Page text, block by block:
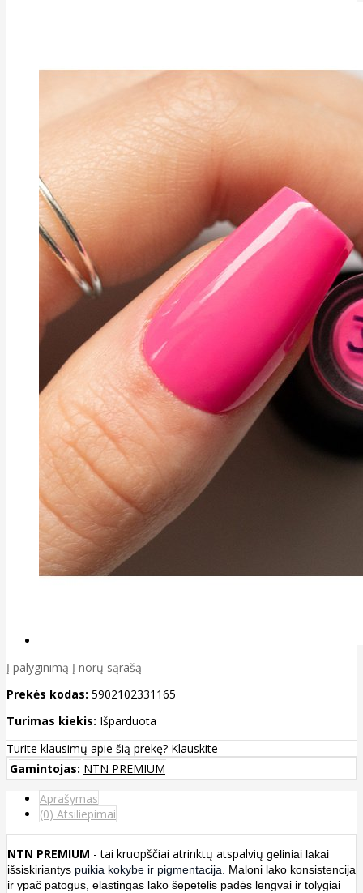
Į palyginimą Į norų sąrašą
Prekės kodas: 5902102331165
Turimas kiekis: Išparduota
Turite klausimų apie šią prekę? Klauskite
Gamintojas: NTN PREMIUM
Aprašymas
(0) Atsiliepimai
NTN PREMIUM - tai kruopščiai atrinktų atspalvių geliniai lakai
išsiskiriantys puikia kokybe ir pigmentacija.
Maloni lako konsistencija
ir ypač patogus, elastingas lako šepetėlis padės lengvai ir tolygiai